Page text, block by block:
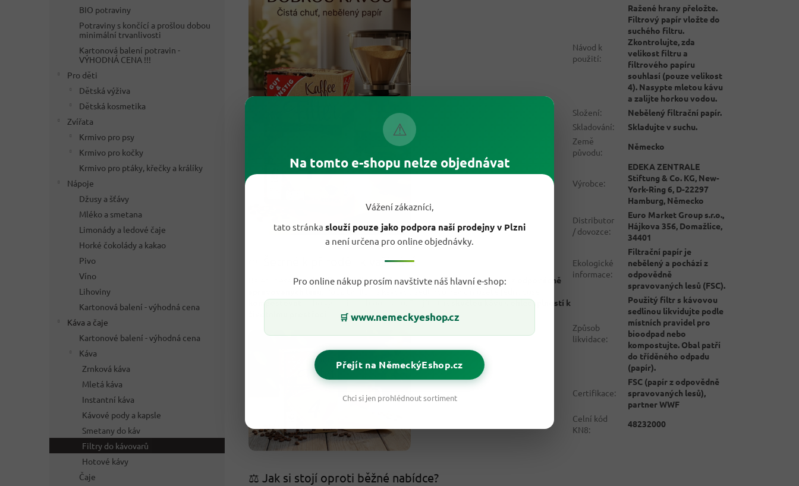
⚠
Na tomto e-shopu nelze objednávat
Vážení zákazníci,
tato stránka slouží pouze jako podpora naší prodejny v Plzni
a není určena pro online objednávky.
Pro online nákup prosím navštivte náš hlavní e-shop:
🛒 www.nemeckyeshop.cz
Přejít na NěmeckýEshop.cz
Chci si jen prohlédnout sortiment
BIO potraviny
Potraviny s končící a prošlou dobou
minimální trvanlivosti
Kartonová balení potravin -
VÝHODNÁ CENA !!!
Pro děti
Dětská výživa
Dětská kosmetika
Zvířata
Krmivo pro psy
Krmivo pro kočky
Krmivo pro ptáky, křečky a králíky
Nápoje
Džusy a šťávy
Mléko a smetana
Limonády a ledové čaje
Horké čokolády a kakao
Pivo
Víno
Lihoviny
Kartonová balení - výhodná cena
Káva a čaje
Kartonové balení - výhodná cena
Káva
Zrnková káva
Mletá káva
Instantní káva
Kávové pody a kapsle
Smetany do káv
Filtry do kávovarů
Hotové kávy
Čaje
🌱 Šetrné k přírodě i k vaší kávě
Balení nese logoWWFi certifikaciFSC , což znamená, že papír pochází z
odpovědně
kompostovatnebo vyhodit do bioodpadu. Spojíte takskvělou kávusohleduplností k
⚖️ Jak si stojí oproti běžné nabídce?
Návod k
použití:
Ražené hrany přeložte.
Filtrový papír vložte do
suchého filtru.
Zkontrolujte, zda
velikost filtru a
filtrového papíru
souhlasí (pouze velikost
4). Nasypte mletou kávu
a zalijte horkou vodou.
Složení:
Nebělený filtrační papír.
Skladování:
Skladujte v suchu.
Země
původu:
Německo
Výrobce:
EDEKA ZENTRALE
Stiftung & Co. KG, New-
York-Ring 6, D-22297
Hamburg, Německo
Distributor
/ dovozce:
Euro Market Group s.r.o.,
Hájkova 356, Domažlice,
34401
Ekologické
informace:
Filtrační papír je
nebělený a pochází z
odpovědně
spravovaných lesů (FSC).
Způsob
likvidace:
Použitý filtr s kávovou
sedlinou likvidujte podle
místních pravidel pro
bioodpad nebo
kompostujte. Obal patří
do tříděného odpadu
(papír).
Certifikace:
FSC (papír z odpovědně
spravovaných lesů),
partner WWF
Celní kód
KN8:
48232000